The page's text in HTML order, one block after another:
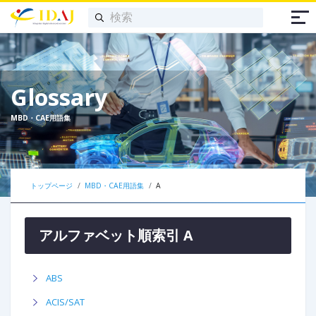
Glossary
MBD・CAE用語集
トップページ MBD・CAE用語集 A
アルファベット順索引 A
ABS
ACIS/SAT